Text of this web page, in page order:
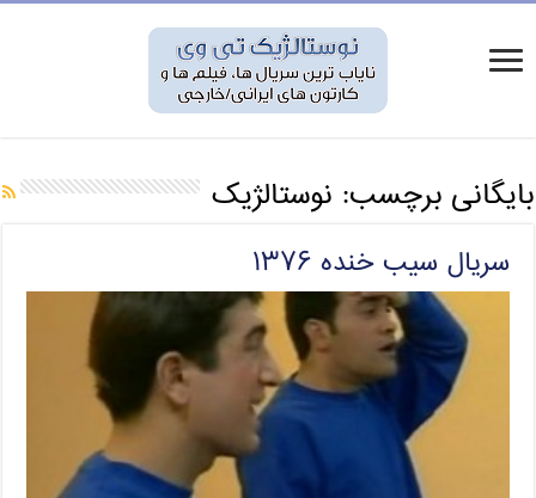
بایگانی برچسب: نوستالژیک
سریال سیب خنده ۱۳۷۶